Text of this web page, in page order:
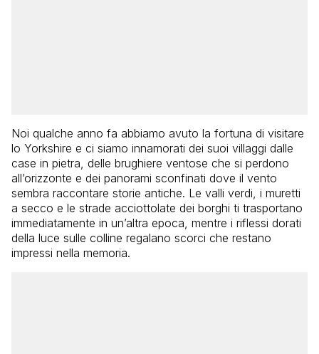
Noi qualche anno fa abbiamo avuto la fortuna di visitare
lo Yorkshire e ci siamo innamorati dei suoi villaggi dalle
case in pietra, delle brughiere ventose che si perdono
all’orizzonte e dei panorami sconfinati dove il vento
sembra raccontare storie antiche. Le valli verdi, i muretti
a secco e le strade acciottolate dei borghi ti trasportano
immediatamente in un’altra epoca, mentre i riflessi dorati
della luce sulle colline regalano scorci che restano
impressi nella memoria.